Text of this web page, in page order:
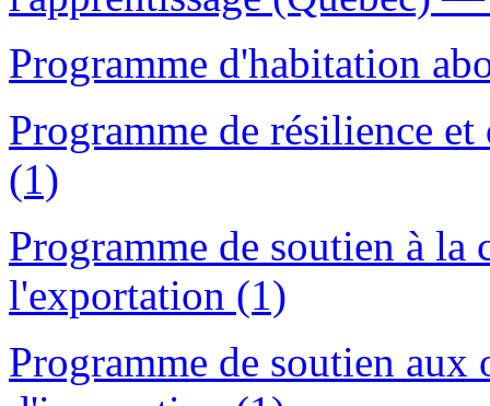
Programme d'habitation
Programme de résilience
(1)
Programme de soutien à la
l'exportation (1)
Programme de soutien aux